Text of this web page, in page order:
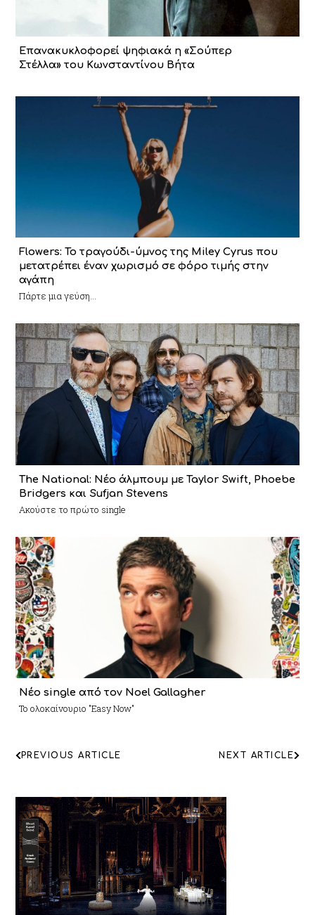
Επανακυκλοφορεί ψηφιακά η «Σούπερ
Στέλλα» του Κωνσταντίνου Βήτα
Flowers: Το τραγούδι-ύμνος της Miley Cyrus που
μετατρέπει έναν χωρισμό σε φόρο τιμής στην
αγάπη
Πάρτε μια γεύση...
The National: Νέο άλμπουμ με Taylor Swift, Phoebe
Bridgers και Sufjan Stevens
Ακούστε το πρώτο single
Νέο single από τον Noel Gallagher
Το ολοκαίνουριο "Easy Now"
ΠΛΟΗΓΗΣΗ
NEXT ARTICLE
PREVIOUS ARTICLE